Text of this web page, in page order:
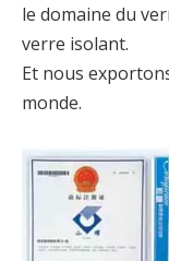
le domaine du
verre isolant.
Et nous
monde.